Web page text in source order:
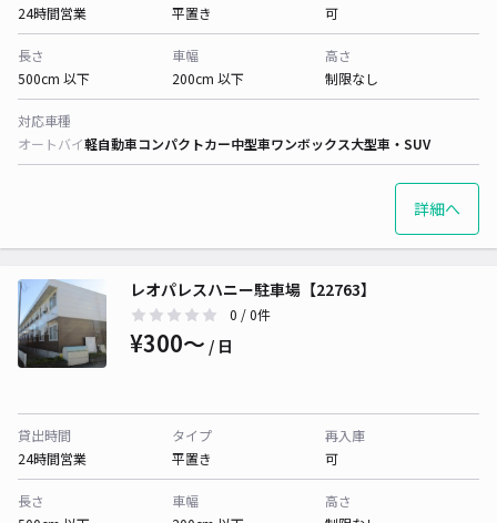
24時間営業
平置き
可
長さ
500cm 以下
車幅
200cm 以下
高さ
制限なし
対応車種
オートバイ軽自動車コンパクトカー中型車ワンボックス大型車・SUV
詳細へ
レオパレスハニー駐車場【22763】
0 / 0件
¥300〜 / 日
貸出時間
24時間営業
タイプ
平置き
再入庫
可
長さ
車幅
高さ